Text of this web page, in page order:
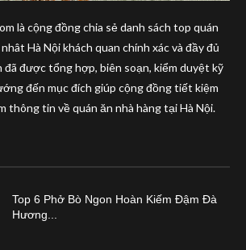
là cộng đồng chia sẻ danh sách top quán
Hà Nội khách quan chính xác và đầy đủ
đã được tổng hợp, biên soạn, kiểm duyệt kỹ
đến mục đích giúp cộng đồng tiết kiệm
thông tin về quán ăn nhà hàng tại Hà Nội.
Top 6 Phở Bò Ngon Hoàn Kiếm Đậm Đà
Hương...